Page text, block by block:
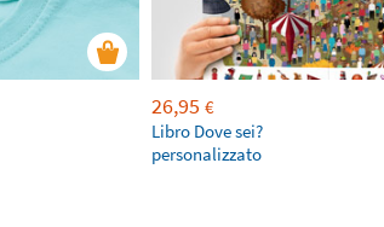
26,95 €
Libro Dove sei?
personalizzato